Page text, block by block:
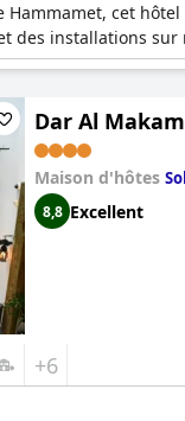
Hammamet, cet
des installations
Dar Al
Maison d'hôtes
8,8 Excellent
+6